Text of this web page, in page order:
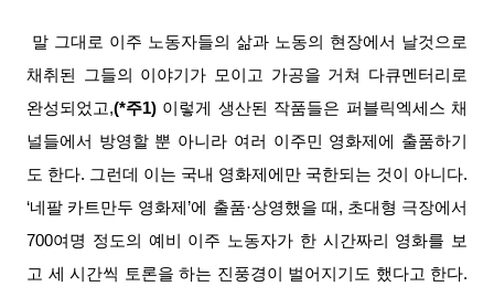
말 그대로 이주 노동자들의 삶과 노동의 현장에서 날것으로
채취된 그들의 이야기가 모이고 가공을 거쳐 다큐멘터리로
완성되었고,(*주1) 이렇게 생산된 작품들은 퍼블릭엑세스 채
널들에서 방영할 뿐 아니라 여러 이주민 영화제에 출품하기
도 한다. 그런데 이는 국내 영화제에만 국한되는 것이 아니다.
‘네팔 카트만두 영화제’에 출품·상영했을 때, 초대형 극장에서
700여명 정도의 예비 이주 노동자가 한 시간짜리 영화를 보
고 세 시간씩 토론을 하는 진풍경이 벌어지기도 했다고 한다.